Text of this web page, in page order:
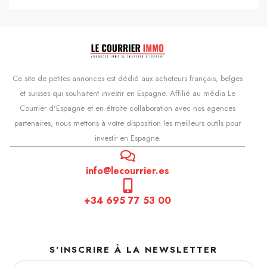
Ce site de petites annonces est dédié aux acheteurs français, belges
et suisses qui souhaitent investir en Espagne. Affilié au média Le
Courrier d'Espagne et en étroite collaboration avec nos agences
partenaires, nous mettons à votre disposition les meilleurs outils pour
investir en Espagne.
info@lecourrier.es
+34 695 77 53 00
S'INSCRIRE À LA NEWSLETTER